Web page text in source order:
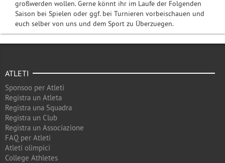
großwerden wollen. Gerne könnt ihr im Laufe der Folgenden
Saison bei Spielen oder ggf. bei Turnieren vorbeischauen und
euch selber von uns und dem Sport zu Überzuegen.
ATLETI
Sponsoo per Atleti
Registra un Atleta
Registra una Squadra
Registra un Club
Registra un Associazione
FAQ per Atleti
Atleti olimpici
College Athletes